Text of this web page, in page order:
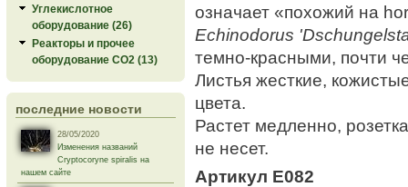
Углекислотное
оборудование (26)
Реакторы и прочее
оборудование СО2 (13)
последние новости
28/05/2020
Изменения названий
Cryptocoryne spiralis на
нашем сайте
означает «похожий на
Echinodorus
темно-красными, почти
Листья жесткие,
цвета.
Растет медленно,
не несет.
Артикул E082